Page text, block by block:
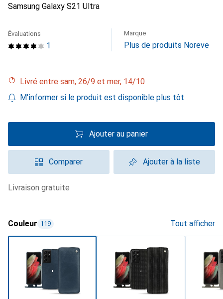
Samsung Galaxy S21 Ultra
1
Évaluations Marque
Plus de produits Noreve
Livré entre sam, 26/9 et mer, 14/10
M'informer si le produit est disponible plus tôt
Ajouter au panier
Comparer Ajouter à la liste
livraison gratuite
Couleur 119 Tout afficher